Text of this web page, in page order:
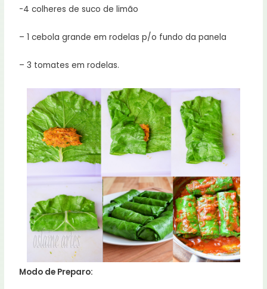
-4 colheres de suco de limão
– 1 cebola grande em rodelas p/o fundo da panela
– 3 tomates em rodelas.
Modo de Preparo: